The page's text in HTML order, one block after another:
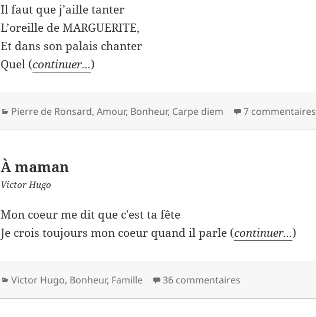
Il faut que j’aille tanter
L’oreille de MARGUERITE,
Et dans son palais chanter
Quel (continuer...)
Catégories
Pierre de Ronsard,Amour, Bonheur, Carpe diem 7 commentaires
À maman
Victor Hugo
Mon coeur me dit que c'est ta fête
Je crois toujours mon coeur quand il parle (continuer...)
Catégories
Victor Hugo, Bonheur, Famille 36 commentaires